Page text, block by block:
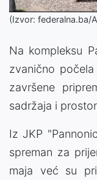
(Izvor: federalna.ba/
Na kompleksu
zvanično
završene
sadržaja i
Iz JKP
spreman za
maja već su